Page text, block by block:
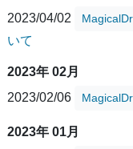
2023/04/02
いて
2023年 02月
2023/02/06
2023年 01月